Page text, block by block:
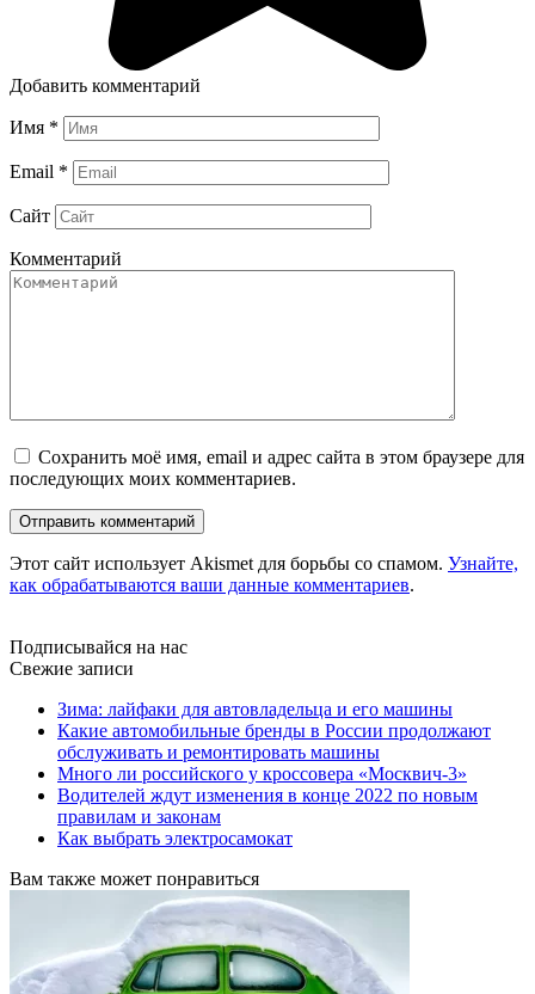
Добавить комментарий
Имя *
Email *
Сайт
Комментарий
Сохранить моё имя, email и адрес сайта в этом браузере для
последующих моих комментариев.
Этот сайт использует Akismet для борьбы со спамом. Узнайте,
как обрабатываются ваши данные комментариев.
Подписывайся на нас
Свежие записи
Зима: лайфаки для автовладельца и его машины
Какие автомобильные бренды в России продолжают
обслуживать и ремонтировать машины
Много ли российского у кроссовера «Москвич-3»
Водителей ждут изменения в конце 2022 по новым
правилам и законам
Как выбрать электросамокат
Вам также может понравиться